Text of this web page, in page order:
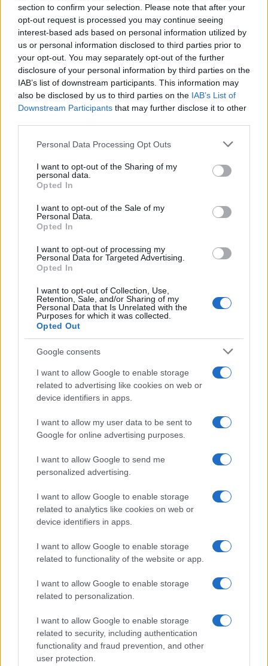
section to confirm your selection. Please note that after your
opt-out request is processed you may continue seeing
interest-based ads based on personal information utilized by
us or personal information disclosed to third parties prior to
your opt-out. You may separately opt-out of the further
disclosure of your personal information by third parties on the
IAB’s list of downstream participants. This information may
also be disclosed by us to third parties on the IAB’s List of
Downstream Participants that may further disclose it to other
Please note that this website/app uses one or more Google
not limited to your visit or usage behaviour. You may click to
grant or deny consent to Google and its third-party tags to
use your data for below specified purposes in below Google
consent section.
Personal Data Processing Opt Outs
I want to opt-out of the Sharing of my
personal data.
Opted In
I want to opt-out of the Sale of my
Personal Data.
Opted In
I want to opt-out of processing my
Personal Data for Targeted Advertising.
Opted In
I want to opt-out of Collection, Use,
Retention, Sale, and/or Sharing of my
Personal Data that Is Unrelated with the
Purposes for which it was collected.
Opted Out
Google consents
I want to allow Google to enable storage
related to advertising like cookies on web or
device identifiers in apps.
I want to allow my user data to be sent to
Google for online advertising purposes.
I want to allow Google to send me
personalized advertising.
I want to allow Google to enable storage
related to analytics like cookies on web or
device identifiers in apps.
I want to allow Google to enable storage
related to functionality of the website or app.
I want to allow Google to enable storage
related to personalization.
I want to allow Google to enable storage
related to security, including authentication
functionality and fraud prevention, and other
user protection.
Continua a leggere
NEWS
e performance
Marco Tessari · 8 Ago 2026
NEWS
Arrestati cinque agenti della polizia locale di Milano: le
accuse e i dettagli
NEWS